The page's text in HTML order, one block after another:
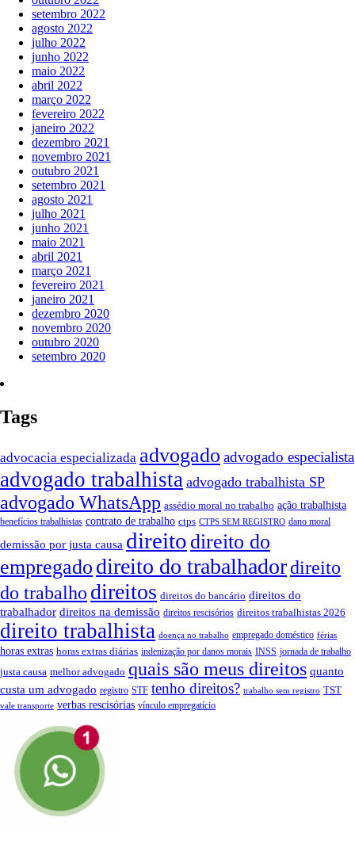
setembro 2022
agosto 2022
julho 2022
junho 2022
maio 2022
abril 2022
março 2022
fevereiro 2022
janeiro 2022
dezembro 2021
novembro 2021
outubro 2021
setembro 2021
agosto 2021
julho 2021
junho 2021
maio 2021
abril 2021
março 2021
fevereiro 2021
janeiro 2021
dezembro 2020
novembro 2020
outubro 2020
setembro 2020
Tags
advocacia especializada advogado advogado especialista
advogado trabalhista advogado trabalhista SP
advogado WhatsApp assédio moral no trabalho ação trabalhista
benefícios trabalhistas contrato de trabalho ctps CTPS SEM REGISTRO dano moral
demissão por justa causa direito direito do
empregado direito do trabalhadordireito
do trabalho direitos direitos do bancário direitos do
trabalhador direitos na demissão direitos rescisórios direitos trabalhistas 2026
direito trabalhista doença no trabalho empregado doméstico férias
horas extras horas extras diárias indenização por danos morais INSS jornada de trabalho
justa causa melhor advogado quais são meus direitos quanto
custa um advogado registro STF tenho direitos? trabalho sem registro TST
vale transporte verbas rescisórias vínculo empregatício